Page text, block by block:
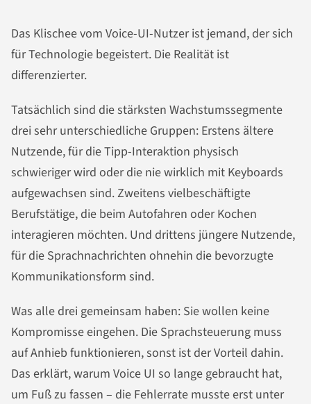
Das Klischee vom Voice-UI-Nutzer ist jemand, der sich
für Technologie begeistert. Die Realität ist
differenzierter.
Tatsächlich sind die stärksten Wachstumssegmente
drei sehr unterschiedliche Gruppen: Erstens ältere
Nutzende, für die Tipp-Interaktion physisch
schwieriger wird oder die nie wirklich mit Keyboards
aufgewachsen sind. Zweitens vielbeschäftigte
Berufstätige, die beim Autofahren oder Kochen
interagieren möchten. Und drittens jüngere Nutzende,
für die Sprachnachrichten ohnehin die bevorzugte
Kommunikationsform sind.
Was alle drei gemeinsam haben: Sie wollen keine
Kompromisse eingehen. Die Sprachsteuerung muss
auf Anhieb funktionieren, sonst ist der Vorteil dahin.
Das erklärt, warum Voice UI so lange gebraucht hat,
um Fuß zu fassen – die Fehlerrate musste erst unter